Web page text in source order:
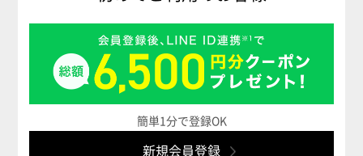
簡単1分で登録OK